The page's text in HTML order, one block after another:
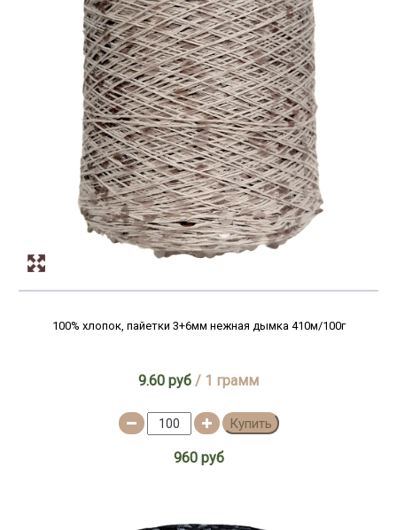
100% хлопок, пайетки 3+6мм нежная дымка 410м/100г
9.60 руб / 1 грамм
Купить
960 руб